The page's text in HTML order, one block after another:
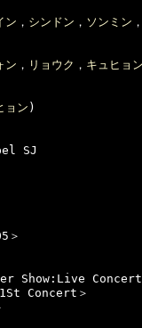
ン ， シンドン ， ソンミン
ン ， リョウク ， キュヒョ
ョン)
SJ
Concert＞